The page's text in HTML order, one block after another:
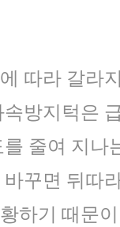
따라 갈라
방지턱은
줄여 지나
꾸면 뒤따
하기 때문